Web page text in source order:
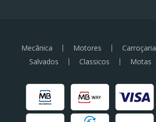
Mecânica Motores Carroçaria
Salvados
Classicos Motas